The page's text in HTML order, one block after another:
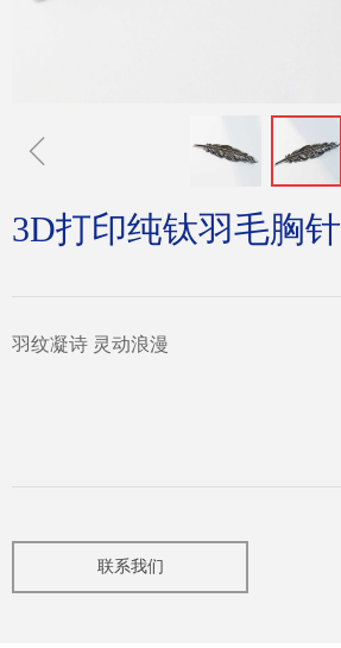
ꁆ
3D打印纯钛羽毛胸针
羽纹凝诗 灵动浪漫
联系我们